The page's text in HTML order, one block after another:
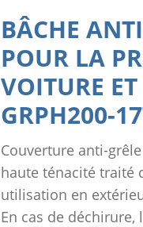
BÂCHE
POUR LA
VOITURE
GRPH200-
Couverture anti-
haute ténacité traité
utilisation en
En cas de